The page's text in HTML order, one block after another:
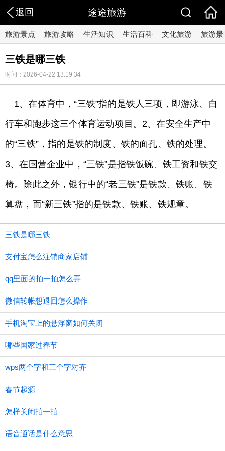
返回 途途旅游
旅游景点 旅游攻略 生活知识 生活百科 文化旅游 旅游景
三铁是哪三铁
时间：2026-04-22 13:19:34
1、在体育中，“三铁”指的是铁人三项，即游泳、自
行车和跑步这三个体育运动项目。2、在安全生产中
的“三铁”，指的是铁的制度、铁的面孔、铁的处理。
3、在国营企业中，“三铁”是指铁饭碗、铁工资和铁交
椅。除此之外，银行中的“老三铁”是铁款、铁账、铁
算盘，而“新三铁”指的是铁款、铁账、铁规章。
三铁是哪三铁
支付宝怎么注销商家店铺
qq里面的拍一拍怎么弄
微信转帐想退回怎么操作
手机淘宝上的悬浮窗如何关闭
哪些国家过春节
wps两个字和三个字对齐
春节起源
怎样关闭拍一拍
语音通话是什么意思